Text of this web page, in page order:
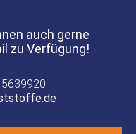
auch gerne
zu Verfügung!